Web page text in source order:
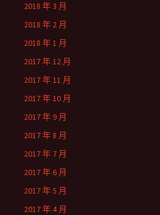
2018 年 3 月
2018 年 2 月
2018 年 1 月
2017 年 12 月
2017 年 11 月
2017 年 10 月
2017 年 9 月
2017 年 8 月
2017 年 7 月
2017 年 6 月
2017 年 5 月
2017 年 4 月